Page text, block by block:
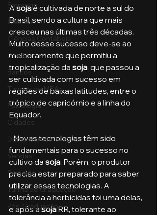
Emprego
Gestão
Ciências Contábeis
Direito
Bancos
Turmas de MBA
Psicologia
Cidades
Datas Comemorativas
Vendas
Pecuária
Turma de Graduação
Pós-Graduação
A soja é cultivada de norte a sul do
Brasil, sendo a cultura que mais
cresceu nas últimas três décadas.
Muito desse sucesso deve-se ao
melhoramento que permitiu a
tropicalização da soja, que passou a
ser cultivada com sucesso em
regiões de baixas latitudes, entre o
trópico de capricórnio e a linha do
Equador.
   Novas tecnologias têm sido
fundamentais para o sucesso no
cultivo da soja. Porém, o produtor
precisa estar preparado para saber
utilizar essas tecnologias. A
tolerância a herbicidas foi uma delas,
e após a soja RR, tolerante ao